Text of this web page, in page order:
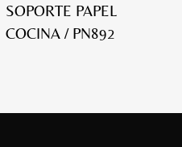
SOPORTE PAPEL
COCINA / PN892